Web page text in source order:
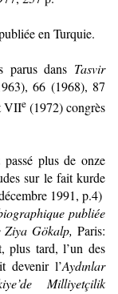
en Turquie.
parus dans Tasvir
66 (1968), 87
VIIe (1972) congrès
plus de onze
sur le fait kurde
1991, p.4)
publiée
Gökalp, Paris:
plus tard, l’un des
devenir l’Aydınlar
Milliyetçilik